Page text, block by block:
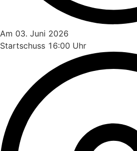
Am 03. Juni 2026
Startschuss 16:00 Uhr